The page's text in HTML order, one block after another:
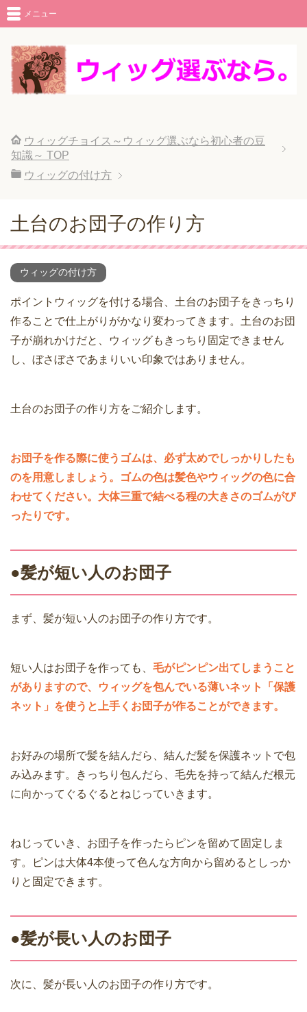
メニュー
ウィッグチョイス～ウィッグ選ぶなら初心者の豆
知識～ TOP
ウィッグの付け方
土台のお団子の作り方
ウィッグの付け方
ポイントウィッグを付ける場合、土台のお団子をきっちり
作ることで仕上がりがかなり変わってきます。土台のお団
子が崩れかけだと、ウィッグもきっちり固定できません
し、ぼさぼさであまりいい印象ではありません。
土台のお団子の作り方をご紹介します。
お団子を作る際に使うゴムは、必ず太めでしっかりしたも
のを用意しましょう。ゴムの色は髪色やウィッグの色に合
わせてください。大体三重で結べる程の大きさのゴムがぴ
ったりです。
●髪が短い人のお団子
まず、髪が短い人のお団子の作り方です。
短い人はお団子を作っても、 毛がピンピン出てしまうこと
がありますので、ウィッグを包んでいる薄いネット「保護
ネット」を使うと上手くお団子が作ることができます。
お好みの場所で髪を結んだら、結んだ髪を保護ネットで包
み込みます。きっちり包んだら、毛先を持って結んだ根元
に向かってぐるぐるとねじっていきます。
ねじっていき、お団子を作ったらピンを留めて固定しま
す。ピンは大体4本使って色んな方向から留めるとしっか
りと固定できます。
●髪が長い人のお団子
次に、髪が長い人のお団子の作り方です。